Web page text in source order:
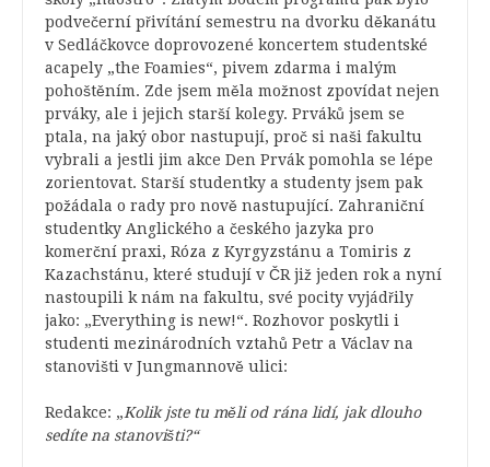
podvečerní přivítání semestru na dvorku děkanátu
v Sedláčkovce doprovozené koncertem studentské
acapely „the Foamies“, pivem zdarma i malým
pohoštěním. Zde jsem měla možnost zpovídat nejen
prváky, ale i jejich starší kolegy. Prváků jsem se
ptala, na jaký obor nastupují, proč si naši fakultu
vybrali a jestli jim akce Den Prvák pomohla se lépe
zorientovat. Starší studentky a studenty jsem pak
požádala o rady pro nově nastupující. Zahraniční
studentky Anglického a českého jazyka pro
komerční praxi, Róza z Kyrgyzstánu a Tomiris z
Kazachstánu, které studují v ČR již jeden rok a nyní
nastoupili k nám na fakultu, své pocity vyjádřily
jako: „Everything is new!“. Rozhovor poskytli i
studenti mezinárodních vztahů Petr a Václav na
stanovišti v Jungmannově ulici:
Redakce: „Kolik jste tu měli od rána lidí, jak dlouho
sedíte na stanovišti?“